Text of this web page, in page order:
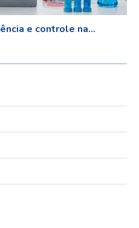
e controle na...